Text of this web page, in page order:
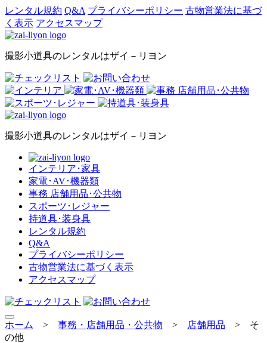
レンタル規約 Q&A プライバシーポリシー 古物営業法に基づ
く表示 アクセスマップ
撮影小道具のレンタルはザイ－リヨン
撮影小道具のレンタルはザイ－リヨン
インテリア･家具
家電･AV･機器類
事務 店舗用品･公共物
スポーツ･レジャー
持道具･装身具
レンタル規約
Q&A
プライバシーポリシー
古物営業法に基づく表示
アクセスマップ
ホーム > 事務・店舗用品・公共物 > 店舗用品 >
そ
の他